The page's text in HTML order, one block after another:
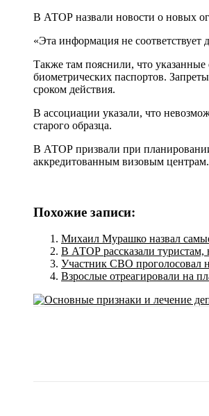
В АТОР назвали новости о новых
«Эта информация не
Также там пояснили, что
биометрических паспортов.
сроком действия.
В ассоциации указали, что
старого образца.
В АТОР призвали при
аккредитованным визовым центрам.
Похожие записи:
Михаил Мурашко назвал
В АТОР рассказали туристам,
Участник СВО проголосовал
Взрослые отреагировали на